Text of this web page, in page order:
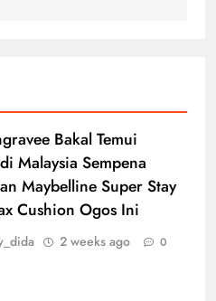
Bakal Temui
Malaysia Sempena
Maybelline Super Stay
Cushion Ogos Ini
2 weeks ago 0